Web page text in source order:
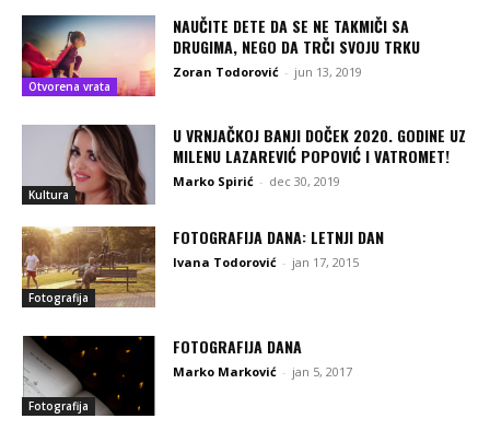
Otvorena vrata
NAUČITE DETE DA SE NE TAKMIČI SA
DRUGIMA, NEGO DA TRČI SVOJU TRKU
Zoran Todorović - jun 13, 2019
Kultura
U VRNJAČKOJ BANJI DOČEK 2020. GODINE UZ
MILENU LAZAREVIĆ POPOVIĆ I VATROMET!
Marko Spirić - dec 30, 2019
Fotografija
FOTOGRAFIJA DANA: LETNJI DAN
Ivana Todorović - jan 17, 2015
Fotografija
FOTOGRAFIJA DANA
Marko Marković - jan 5, 2017